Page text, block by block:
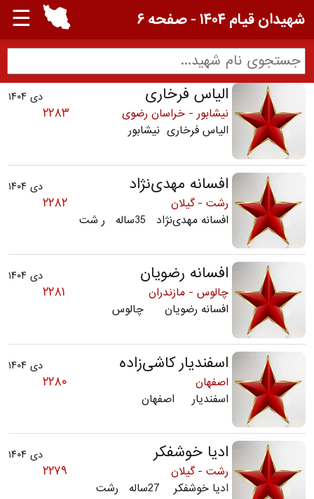
☰ شهیدان قیام ۱۴۰۴ - صفحه ۶
دی ۱۴۰۴ الیاس فرخاری
۲۲۸۳
نیشابور - خراسان رضوی
الیاس فرخاری نیشابور
دی ۱۴۰۴ افسانه مهدی‌نژاد
۲۲۸۲
رشت - گیلان
افسانه مهدی‌نژاد 35ساله ر شت
دی ۱۴۰۴ افسانه رضویان
۲۲۸۱
چالوس - مازندران
افسانه رضویان چالوس
دی ۱۴۰۴ اسفندیار کاشی‌زاده
۲۲۸۰
اصفهان
اسفندیار اصفهان
دی ۱۴۰۴ ادیا خوشفکر
۲۲۷۹
رشت - گیلان
ادیا خوشفکر 27ساله رشت